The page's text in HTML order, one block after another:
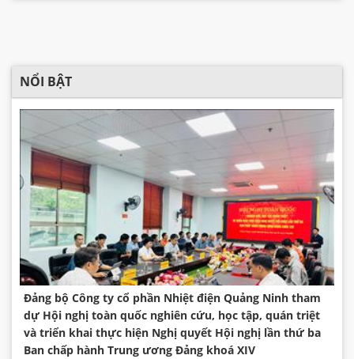
NỔI BẬT
Đảng bộ Công ty cổ phần Nhiệt điện Quảng Ninh tham
dự Hội nghị toàn quốc nghiên cứu, học tập, quán triệt
và triển khai thực hiện Nghị quyết Hội nghị lần thứ ba
Ban chấp hành Trung ương Đảng khoá XIV